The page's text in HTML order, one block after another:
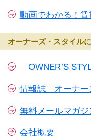
動画でわかる！賃
オーナーズ・スタイル
「OWNER’S
情報誌「オーナー
無料メールマガジ
会社概要